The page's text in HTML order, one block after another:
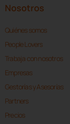
Nosotros
Quiénes somos
People Lovers
Trabaja con nosotros
Empresas
Gestorías y Asesorías
Partners
Precios